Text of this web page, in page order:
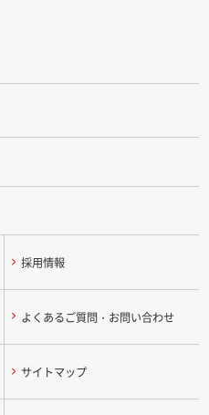
採用情報
よくあるご質問・お問い合わせ
サイトマップ